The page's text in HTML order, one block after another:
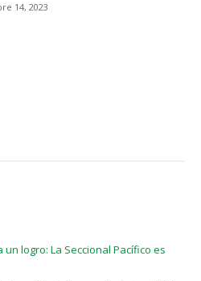
14, 2023
logro: La Seccional Pacífico es